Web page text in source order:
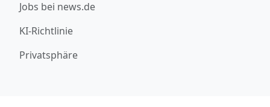
Jobs bei news.de
KI-Richtlinie
Privatsphäre